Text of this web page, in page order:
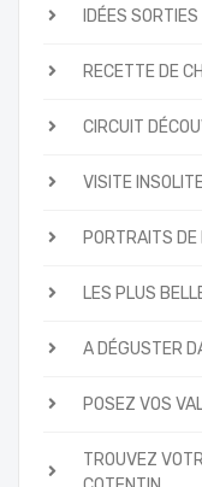
IDÉES SORTIES
RECETTE DE
CIRCUIT
VISITE
PORTRAITS DE
LES PLUS
A DÉGUSTER
POSEZ VOS
TROUVEZ